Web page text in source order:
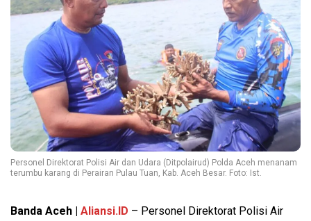
Personel Direktorat Polisi Air dan Udara (Ditpolairud) Polda Aceh menanam
terumbu karang di Perairan Pulau Tuan, Kab. Aceh Besar. Foto: Ist.
Banda Aceh | Aliansi.ID – Personel Direktorat Polisi Air